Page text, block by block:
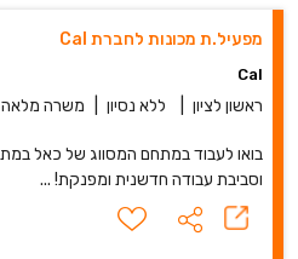
מפעיל.ת מכונות לחברת Cal
Cal
ראשון לציון ללא נסיון משרה מלאה
וסביבת עבודה חדשנית ומפנקת! ...